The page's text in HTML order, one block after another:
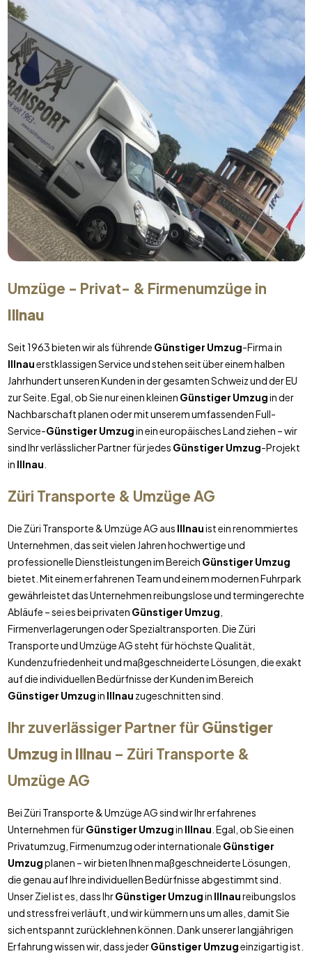
Umzüge - Privat- & Firmenumzüge in
Illnau
Seit 1963 bieten wir als führende Günstiger Umzug-Firma in
Illnauerstklassigen Service und stehen seit über einem halben
Jahrhundert unseren Kunden in der gesamten Schweiz und der EU
zur Seite. Egal, ob Sie nur einen kleinen Günstiger Umzugin der
Nachbarschaft planen oder mit unserem umfassenden Full-
Service-Günstiger Umzugin ein europäisches Land ziehen – wir
sind Ihr verlässlicher Partner für jedes Günstiger Umzug-Projekt
in Illnau
Züri Transporte & Umzüge AG
Die Züri Transporte & Umzüge AG aus Illnauist ein renommiertes
Unternehmen, das seit vielen Jahren hochwertige und
professionelle Dienstleistungen im Bereich Günstiger Umzug
bietet. Mit einem erfahrenen Team und einem modernen Fuhrpark
gewährleistet das Unternehmen reibungslose und termingerechte
Abläufe – sei es bei privaten Günstiger Umzug
Firmenverlagerungen oder Spezialtransporten. Die Züri
Transporte und Umzüge AG steht für höchste Qualität,
Kundenzufriedenheit und maßgeschneiderte Lösungen, die exakt
auf die individuellen Bedürfnisse der Kunden im Bereich
Günstiger Umzugin Illnau zugeschnitten sind.
Ihr zuverlässiger Partner fürGünstiger
Umzug in Illnau– Züri Transporte &
Umzüge AG
Bei Züri Transporte & Umzüge AG sind wir Ihr erfahrenes
Unternehmen fürGünstiger Umzugin Illnau . Egal, ob Sie einen
Privatumzug, Firmenumzug oder internationale Günstiger
Umzugplanen – wir bieten Ihnen maßgeschneiderte Lösungen,
die genau auf Ihre individuellen Bedürfnisse abgestimmt sind.
Unser Ziel ist es, dass IhrGünstiger Umzugin Illnaureibungslos
und stressfrei verläuft, und wir kümmern uns um alles, damit Sie
sich entspannt zurücklehnen können. Dank unserer langjährigen
Erfahrung wissen wir, dass jederGünstiger Umzugeinzigartig ist.